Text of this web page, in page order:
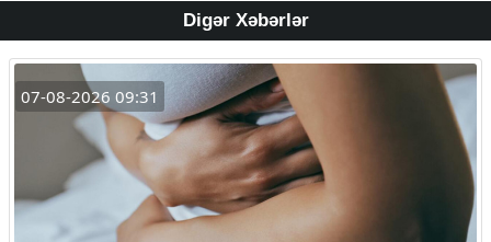
Digər Xəbərlər
07-08-2026 09:31